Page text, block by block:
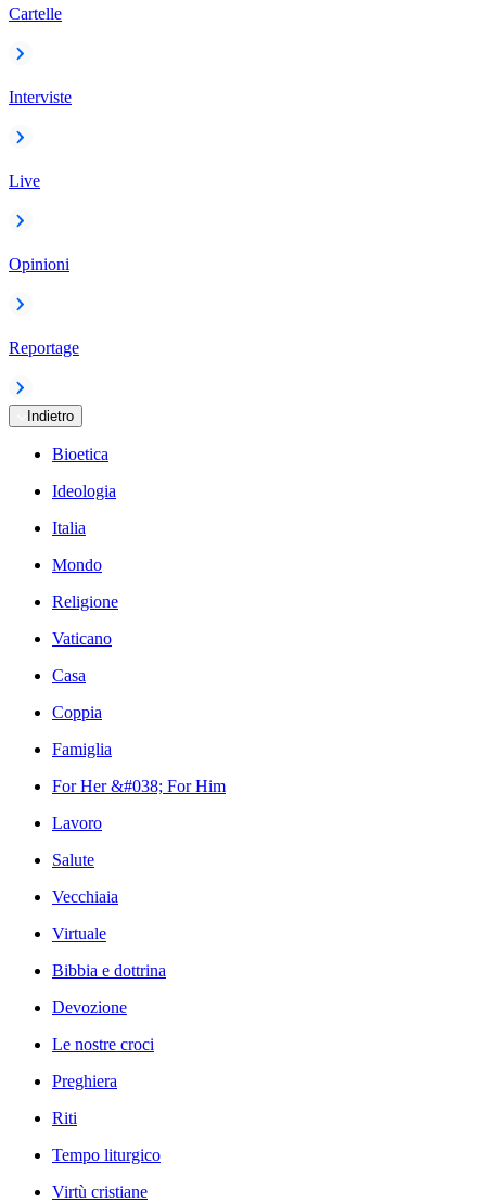
Cartelle
Interviste
Live
Opinioni
Reportage
Indietro
Bioetica
Ideologia
Italia
Mondo
Religione
Vaticano
Casa
Coppia
Famiglia
For Her &#038; For Him
Lavoro
Salute
Vecchiaia
Virtuale
Bibbia e dottrina
Devozione
Le nostre croci
Preghiera
Riti
Tempo liturgico
Virtù cristiane